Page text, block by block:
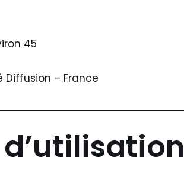
45
Diffusion – France